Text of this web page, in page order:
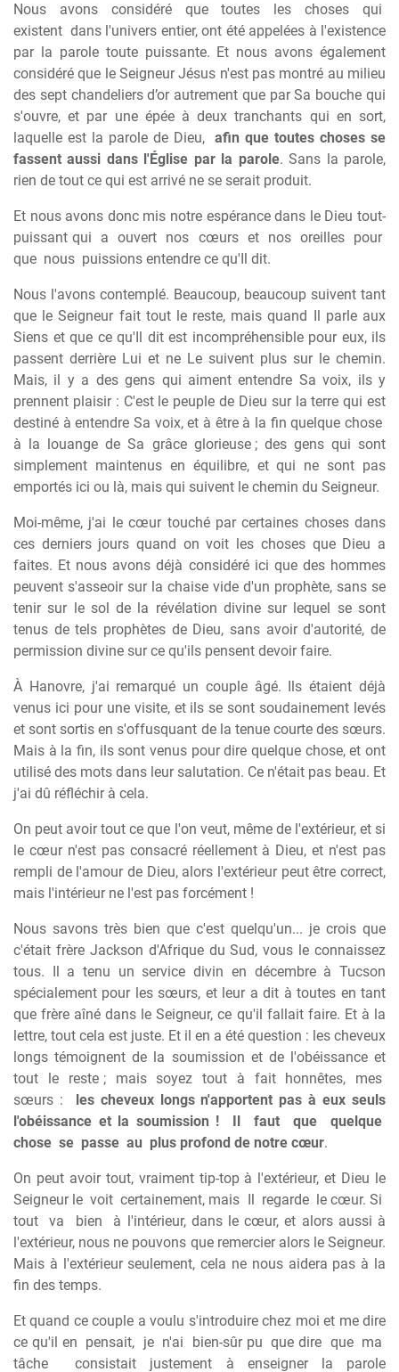
Nous avons considéré que toutes les choses
qui
existent dans l'univers entier, ont été appelées à l'existence
par la parole toute puissante. Et nous avons également
considéré que le Seigneur Jésus n'est pas montré au milieu
des sept chandeliers d’or autrement que par Sa bouche qui
s'ouvre, et par une épée à deux tranchants qui en sort,
laquelle est la parole de Dieu,
afin que toutes choses se
fassent aussi dans l'Église par la parole. Sans la parole,
rien de tout ce qui est arrivé ne se serait produit.
Et nous avons donc mis notre espérance dans le Dieu tout-
puissant qui
a ouvert nos cœurs et nos oreilles pour
que nous puissions entendre ce qu'Il dit.
Nous l'avons contemplé. Beaucoup, beaucoup suivent tant
que le Seigneur fait tout le reste, mais quand Il parle aux
Siens et que ce qu'Il dit est incompréhensible pour eux, ils
passent derrière Lui et ne Le suivent plus sur le chemin.
Mais, il y a des gens qui aiment entendre Sa voix, ils y
prennent plaisir : C'est le peuple de Dieu sur la terre qui est
destiné à entendre Sa voix, et à être à la fin quelque chose
à la louange de Sa grâce glorieuse ; des gens qui sont
simplement maintenus en équilibre, et qui ne sont pas
emportés ici ou là, mais qui suivent le chemin du Seigneur.
Moi-même, j'ai le cœur touché par certaines choses dans
ces derniers jours quand on voit les choses que Dieu a
faites. Et nous avons déjà considéré ici que des hommes
peuvent s'asseoir sur la chaise vide d'un prophète, sans se
tenir sur le sol de la révélation divine sur lequel se sont
tenus de tels prophètes de Dieu, sans avoir d'autorité, de
permission divine sur ce qu'ils pensent devoir faire.
À Hanovre, j'ai remarqué un couple âgé. Ils étaient déjà
venus ici pour une visite, et ils se sont soudainement levés
et sont sortis en s'offusquant de la tenue courte des sœurs.
Mais à la fin, ils sont venus pour dire quelque chose, et ont
utilisé des mots dans leur salutation. Ce n'était pas beau. Et
j'ai dû réfléchir à cela.
On peut avoir tout ce que l'on veut, même de l'extérieur, et si
le cœur n'est pas consacré réellement à Dieu, et n'est pas
rempli de l'amour de Dieu, alors l'extérieur peut être correct,
mais l'intérieur ne l'est pas forcément !
Nous savons très bien que c'est quelqu'un... je crois que
c'était frère Jackson d'Afrique du Sud, vous le connaissez
tous. Il a tenu un service divin en décembre à Tucson
spécialement pour les sœurs, et leur a dit à toutes en tant
que frère aîné dans le Seigneur, ce qu'il fallait faire. Et à la
lettre, tout cela est juste. Et il en a été question : les cheveux
longs témoignent de la soumission et de l'obéissance et
tout
le reste ; mais soyez tout à fait honnêtes,
mes
sœurs :
les cheveux longs n'apportent pas à eux seuls
l'obéissance et la soumission !
Il faut que
quelque
chose se passe au plus profond de notre cœur.
On peut avoir tout, vraiment tip-top à l'extérieur, et Dieu le
Seigneur le voit certainement, mais Il regarde le cœur. Si
tout
va bien
à l'intérieur, dans le cœur, et alors aussi à
l'extérieur, nous ne pouvons que remercier alors le Seigneur.
Mais à l'extérieur seulement, cela ne nous aidera pas à la
fin des temps.
Et quand ce couple a voulu s'introduire chez moi et me dire
ce qu'il en pensait, je n'ai bien-sûr pu que dire que ma
tâche
consistait justement à enseigner la parole